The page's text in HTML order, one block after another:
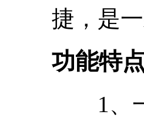
捷，是
功能特点
1、一